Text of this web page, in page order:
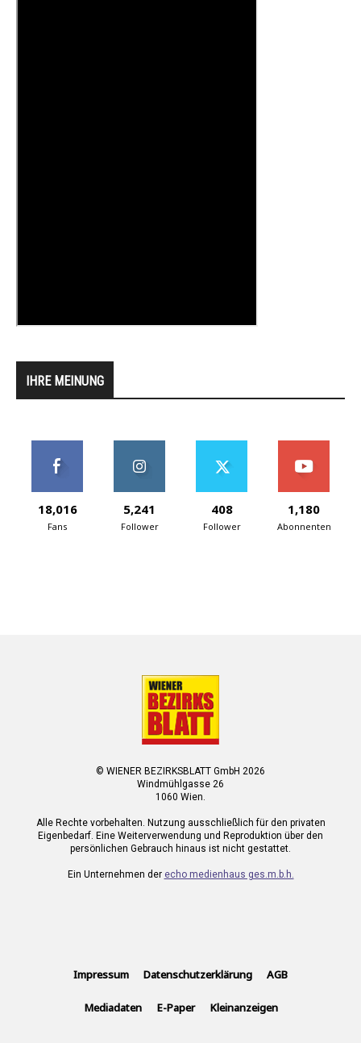
IHRE MEINUNG
18,016
Fans
5,241
Follower
408
Follower
1,180
Abonnenten
© WIENER BEZIRKSBLATT GmbH 2026
Windmühlgasse 26
1060 Wien.
Alle Rechte vorbehalten. Nutzung ausschließlich für den privaten
Eigenbedarf. Eine Weiterverwendung und Reproduktion über den
persönlichen Gebrauch hinaus ist nicht gestattet.
Ein Unternehmen der echo medienhaus ges.m.b.h.
Impressum Datenschutzerklärung AGB
Mediadaten E-Paper Kleinanzeigen